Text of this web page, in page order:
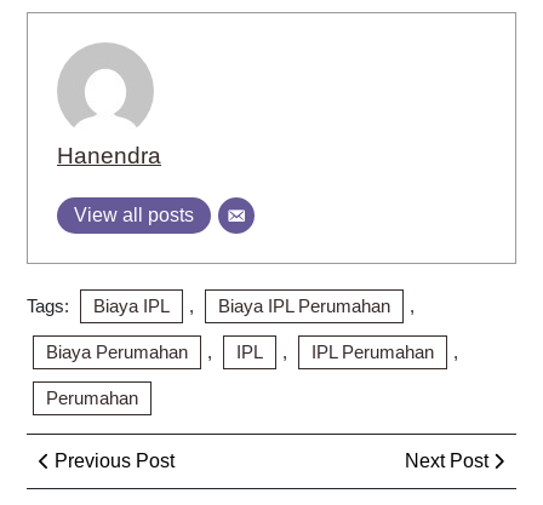
Hanendra
View all posts
Tags: Biaya IPL , Biaya IPL Perumahan ,
Biaya Perumahan , IPL , IPL Perumahan ,
Perumahan
Post
navigation
Previous PostPrevious
Post
Next Post
Next
Post